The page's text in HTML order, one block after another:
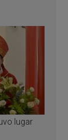
lugar